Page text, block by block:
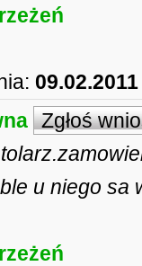
Zgłoś
u niego sa